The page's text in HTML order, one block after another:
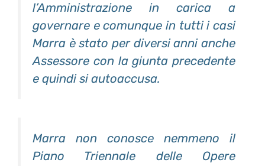
l’Amministrazione in carica a
governare e comunque in tutti i casi
Marra è stato per diversi anni anche
Assessore con la giunta precedente
e quindi si autoaccusa.
Marra non conosce nemmeno il
Piano Triennale delle Opere